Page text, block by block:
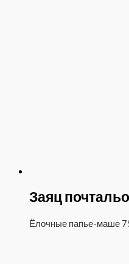
Заяц
Ёлочные папье-маше